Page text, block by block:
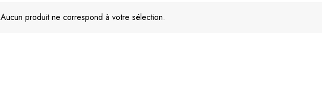
Aucun produit ne correspond à votre sélection.